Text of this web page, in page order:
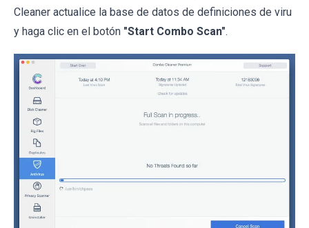
Cleaner actualice la base de datos de definiciones de viru
y haga clic en el botón "Start Combo Scan".